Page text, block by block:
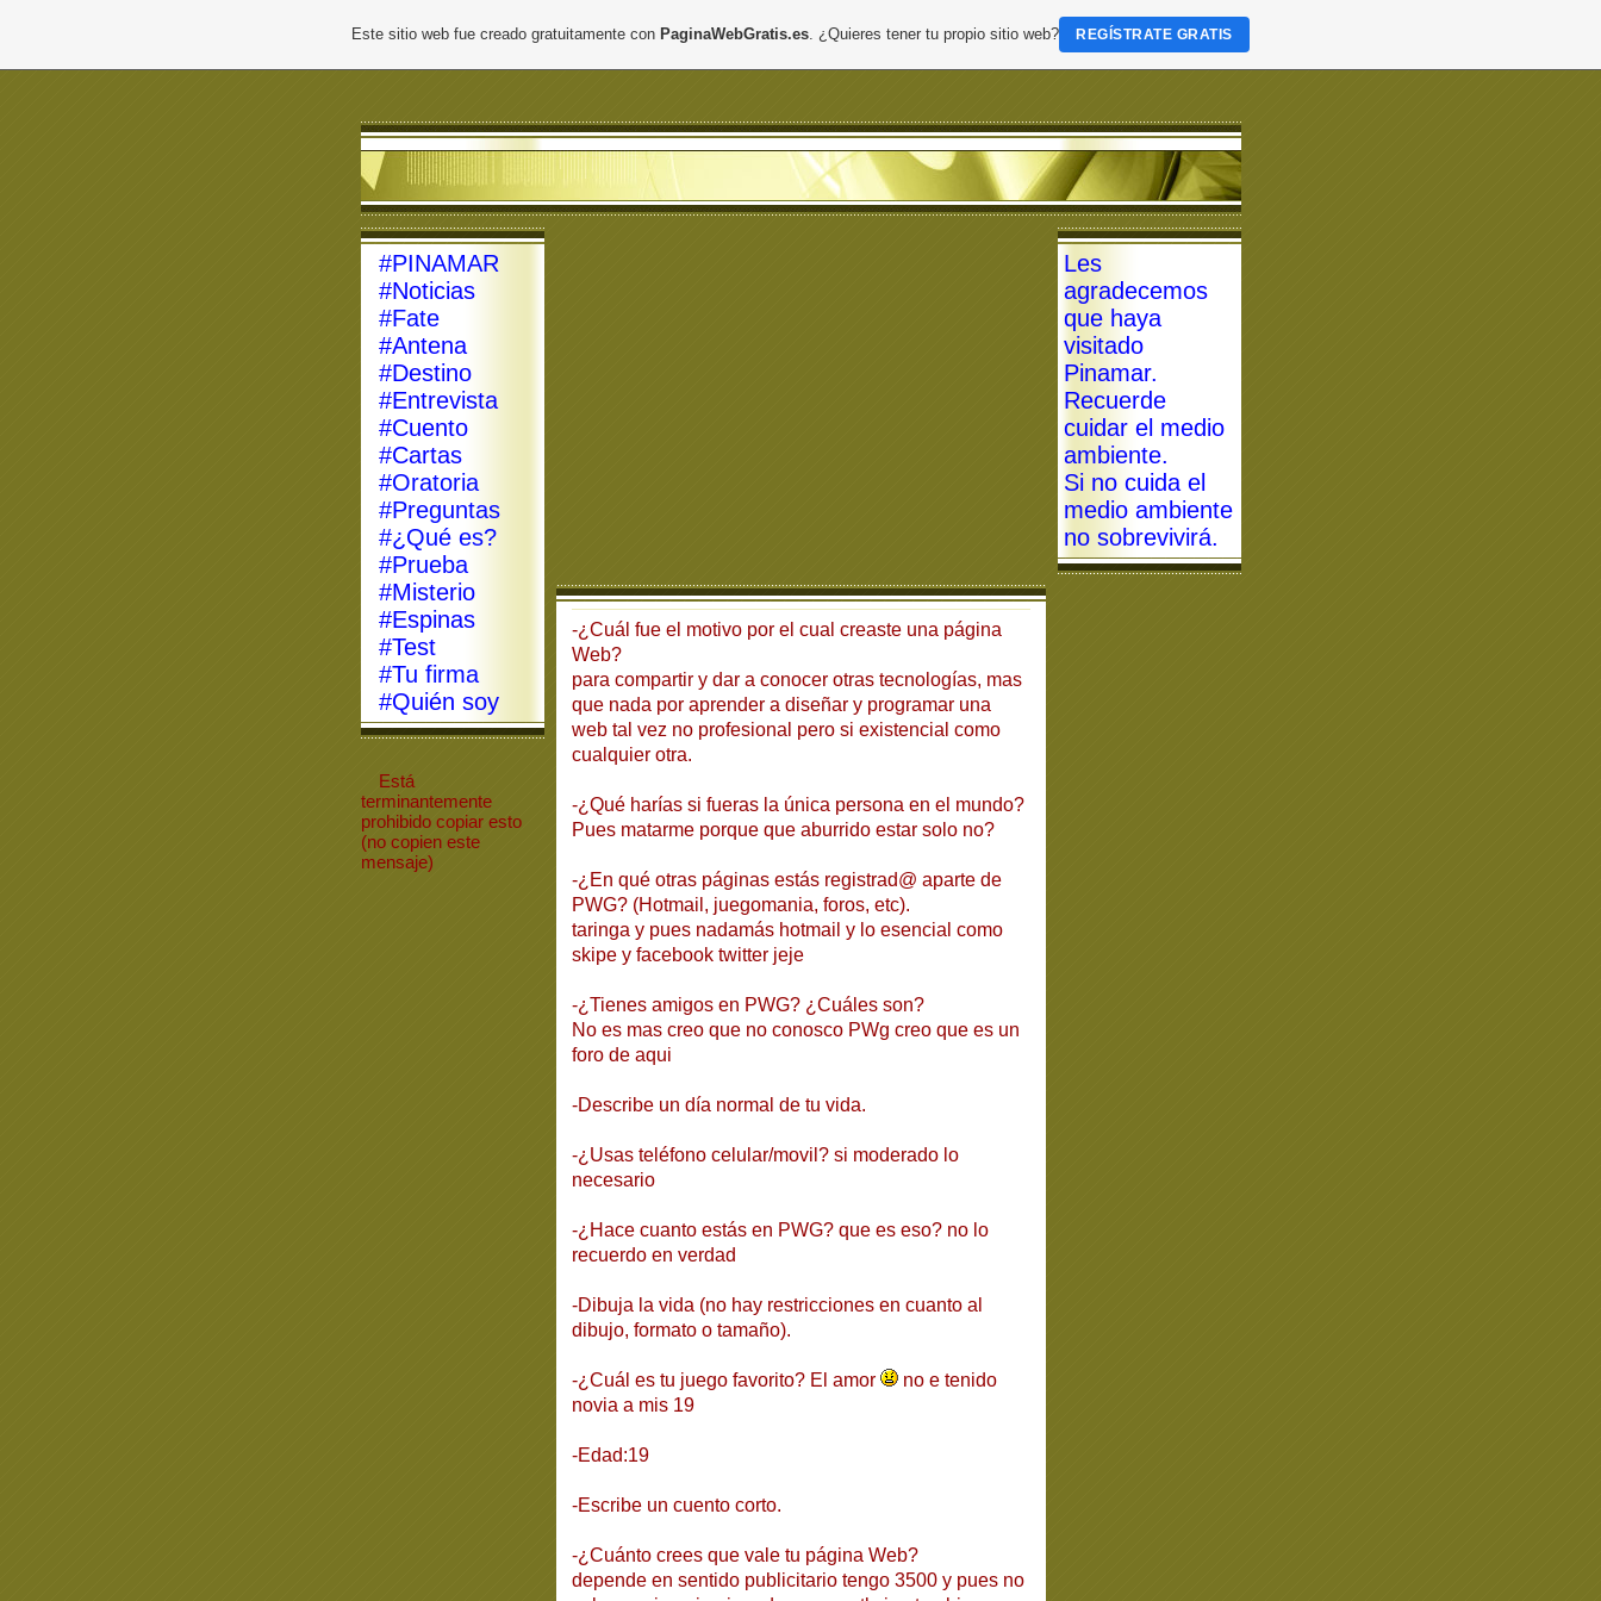
#PINAMAR
#Noticias
#Fate
#Antena
#Destino
#Entrevista
#Cuento
#Cartas
#Oratoria
#Preguntas
#¿Qué es?
#Prueba
#Misterio
#Espinas
#Test
#Tu firma
#Quién soy
Está
terminantemente
prohibido copiar esto
(no copien este
mensaje)
-¿Cuál fue el motivo por el cual creaste una página
Web?
para compartir y dar a conocer otras tecnologías, mas
que nada por aprender a diseñar y programar una
web tal vez no profesional pero si existencial como
cualquier otra.
-¿Qué harías si fueras la única persona en el mundo?
Pues matarme porque que aburrido estar solo no?
-¿En qué otras páginas estás registrad@ aparte de
PWG? (Hotmail, juegomania, foros, etc).
taringa y pues nadamás hotmail y lo esencial como
skipe y facebook twitter jeje
-¿Tienes amigos en PWG? ¿Cuáles son?
No es mas creo que no conosco PWg creo que es un
foro de aqui
-Describe un día normal de tu vida.
-¿Usas teléfono celular/movil? si moderado lo
necesario
-¿Hace cuanto estás en PWG? que es eso? no lo
recuerdo en verdad
-Dibuja la vida (no hay restricciones en cuanto al
dibujo, formato o tamaño).
-¿Cuál es tu juego favorito? El amor
no e tenido
novia a mis 19
-Edad:19
-Escribe un cuento corto.
-¿Cuánto crees que vale tu página Web?
depende en sentido publicitario tengo 3500 y pues no
Les
agradecemos
que haya
visitado
Pinamar.
Recuerde
cuidar el medio
ambiente.
Si no cuida el
medio ambiente
no sobrevivirá.
Este sitio web fue creado gratuitamente con PaginaWebGratis.es. ¿Quieres tener tu propio sitio web? REGÍSTRATE GRATIS